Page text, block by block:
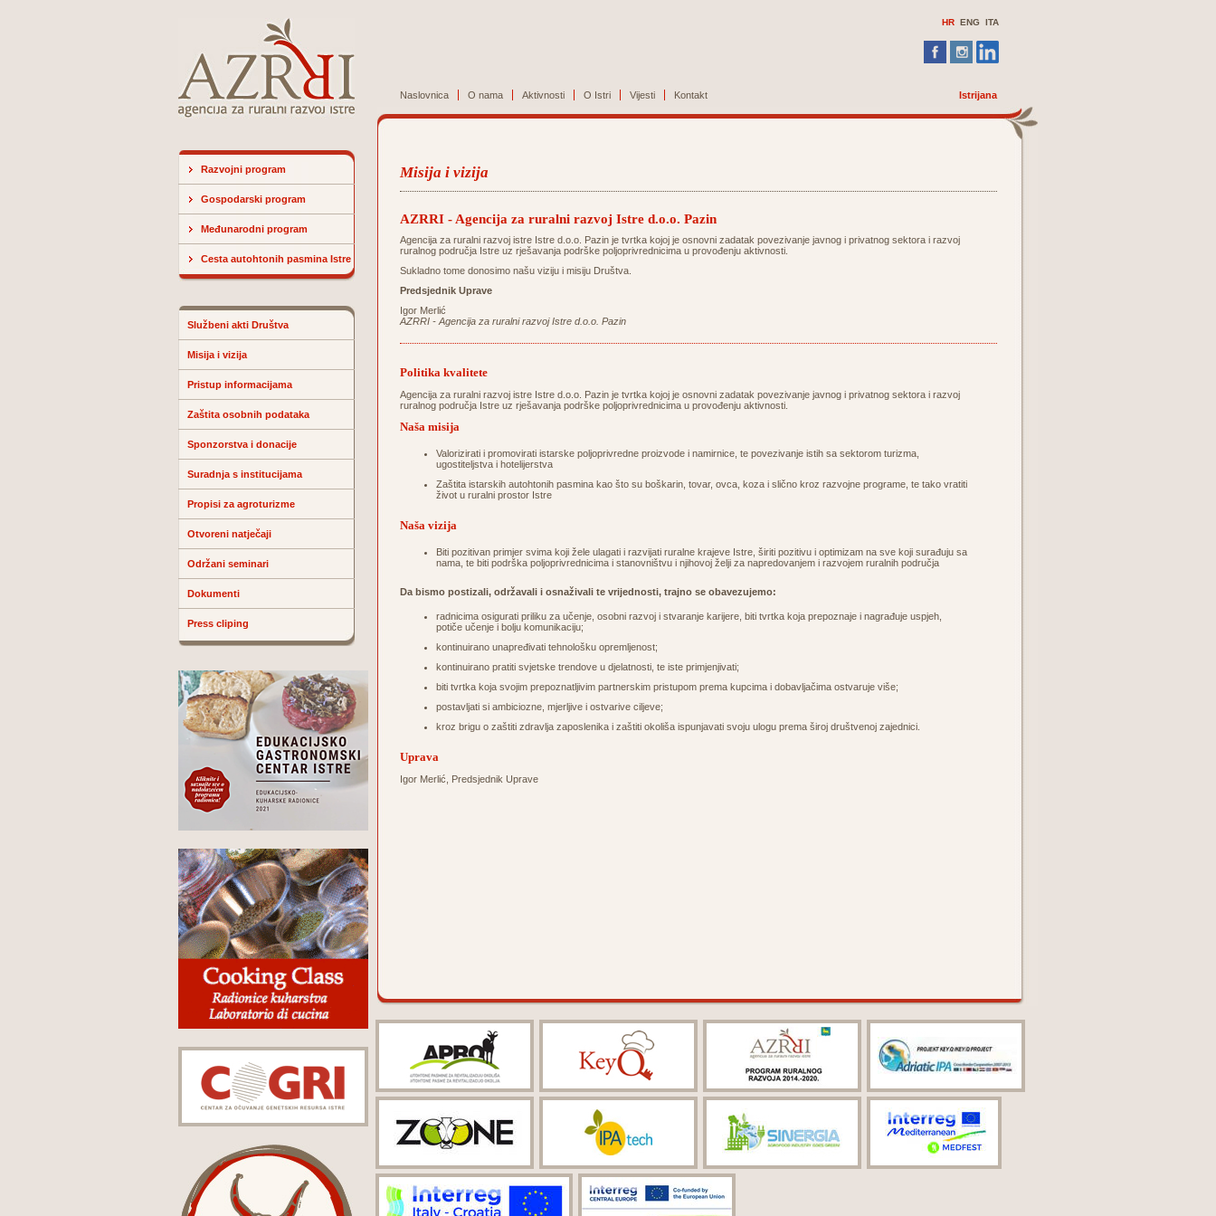
HR ENG ITA
Naslovnica O nama Aktivnosti O Istri Vijesti Kontakt Istrijana
Razvojni program
Gospodarski program
Međunarodni program
Cesta autohtonih pasmina Istre
Službeni akti Društva
Misija i vizija
Pristup informacijama
Zaštita osobnih podataka
Sponzorstva i donacije
Suradnja s institucijama
Propisi za agroturizme
Otvoreni natječaji
Održani seminari
Dokumenti
Press cliping
Misija i vizija
AZRRI - Agencija za ruralni razvoj Istre d.o.o. Pazin
Agencija za ruralni razvoj istre Istre d.o.o. Pazin je tvrtka kojoj je osnovni zadatak povezivanje javnog i privatnog sektora i razvoj
ruralnog područja Istre uz rješavanja podrške poljoprivrednicima u provođenju aktivnosti.
Sukladno tome donosimo našu viziju i misiju Društva.
Predsjednik Uprave
Igor Merlić
AZRRI - Agencija za ruralni razvoj Istre d.o.o. Pazin
Politika kvalitete
Agencija za ruralni razvoj istre Istre d.o.o. Pazin je tvrtka kojoj je osnovni zadatak povezivanje javnog i privatnog sektora i razvoj
ruralnog područja Istre uz rješavanja podrške poljoprivrednicima u provođenju aktivnosti.
Naša misija
Valorizirati i promovirati istarske poljoprivredne proizvode i namirnice, te povezivanje istih sa sektorom turizma,
ugostiteljstva i hotelijerstva
Zaštita istarskih autohtonih pasmina kao što su boškarin, tovar, ovca, koza i slično kroz razvojne programe, te tako vratiti
život u ruralni prostor Istre
Naša vizija
Biti pozitivan primjer svima koji žele ulagati i razvijati ruralne krajeve Istre, širiti pozitivu i optimizam na sve koji surađuju sa
nama, te biti podrška poljoprivrednicima i stanovništvu i njihovoj želji za napredovanjem i razvojem ruralnih područja
Da bismo postizali, održavali i osnaživali te vrijednosti, trajno se obavezujemo:
radnicima osigurati priliku za učenje, osobni razvoj i stvaranje karijere, biti tvrtka koja prepoznaje i nagrađuje uspjeh,
potiče učenje i bolju komunikaciju;
kontinuirano unapređivati tehnološku opremljenost;
kontinuirano pratiti svjetske trendove u djelatnosti, te iste primjenjivati;
biti tvrtka koja svojim prepoznatljivim partnerskim pristupom prema kupcima i dobavljačima ostvaruje više;
postavljati si ambiciozne, mjerljive i ostvarive ciljeve;
kroz brigu o zaštiti zdravlja zaposlenika i zaštiti okoliša ispunjavati svoju ulogu prema široj društvenoj zajednici.
Uprava
Igor Merlić, Predsjednik Uprave